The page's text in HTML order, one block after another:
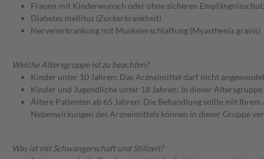
Frauen mit Kinderwunsch oder ohne sicheren
Diabetes mellitus (Zuckerkrankheit)
Nervenerkrankung mit Muskelerschlaffung (Myasthenia gravis)
Welche Altersgruppe ist zu beachten?
Kinder unter 10 Jahren: Das Arzneimittel darf nicht
Kinder und Jugendliche unter 18 Jahren: In dieser
Ältere Patienten ab 65 Jahren: Die Behandlung sollte mit
Nebenwirkungen des Arzneimittels können in dieser Gruppe
Was ist mit Schwangerschaft und Stillzeit?